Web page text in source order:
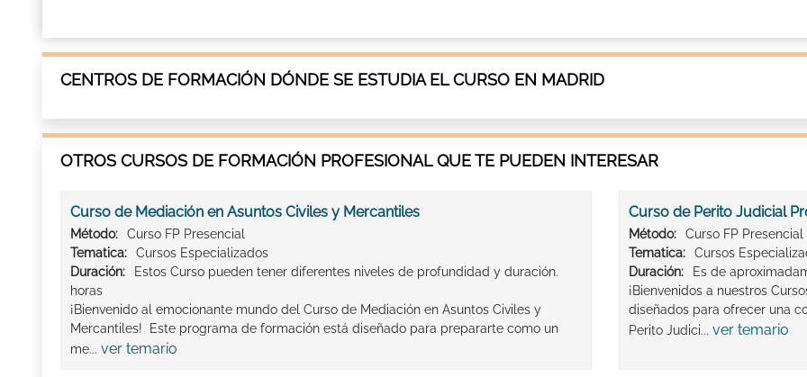
CENTROS DE FORMACIÓN DÓNDE SE ESTUDIA EL CURSO EN MADRID
OTROS CURSOS DE FORMACIÓN PROFESIONAL QUE TE PUEDEN INTERESAR
Curso de Mediación en Asuntos Civiles y Mercantiles
Método:
Curso FP Presencial
Tematica:
Cursos Especializados
Duración:
Estos Curso pueden tener diferentes niveles de profundidad y duración.
horas
¡Bienvenido al emocionante mundo del Curso de Mediación en Asuntos Civiles y
Mercantiles! Este programa de formación está diseñado para prepararte como un
me... ver temario
Curso de Perito Judicial
Método:
Curso FP Presencial
Tematica:
Cursos
Duración:
Es de
¡Bienvenidos a nuestros
diseñados para ofrecer una
Perito Judici... ver temario